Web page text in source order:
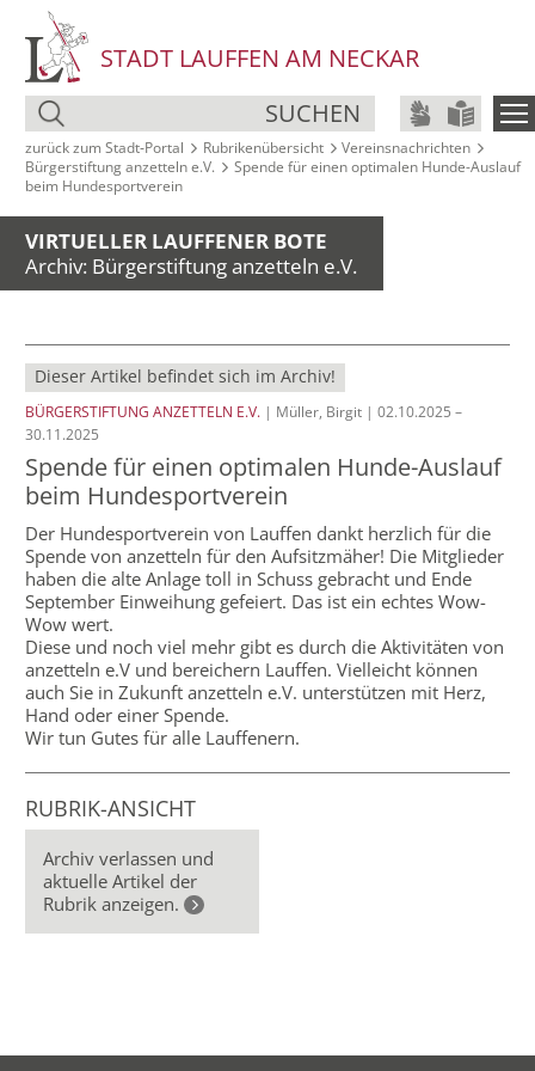
STADT LAUFFEN AM NECKAR
SUCHEN
zurück zum Stadt‑Portal Rubrikenübersicht
Vereinsnachrichten
Bürgerstiftung anzetteln e.V.
Spende für einen optimalen Hunde-Auslauf
beim Hundesportverein
VIRTUELLER LAUFFENER BOTE
Archiv: Bürgerstiftung anzetteln e.V.
Dieser Artikel befindet sich im Archiv!
BÜRGERSTIFTUNG ANZETTELN E.V. | Müller, Birgit | 02.10.2025 –
30.11.2025
Spende für einen optimalen Hunde-Auslauf
beim Hundesportverein
Der Hundesportverein von Lauffen dankt herzlich für die
Spende von anzetteln für den Aufsitzmäher! Die Mitglieder
haben die alte Anlage toll in Schuss gebracht und Ende
September Einweihung gefeiert. Das ist ein echtes Wow-
Wow wert.
Diese und noch viel mehr gibt es durch die Aktivitäten von
anzetteln e.V und bereichern Lauffen. Vielleicht können
auch Sie in Zukunft anzetteln e.V. unterstützen mit Herz,
Hand oder einer Spende.
Wir tun Gutes für alle Lauffenern.
RUBRIK-ANSICHT
Archiv verlassen und
aktuelle Artikel der
Rubrik anzeigen.